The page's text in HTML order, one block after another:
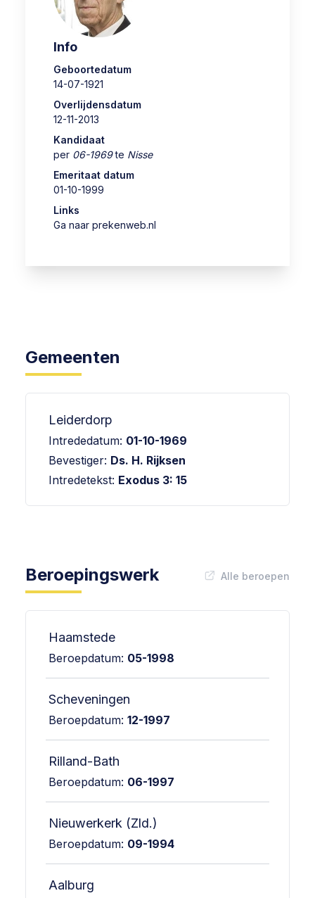
Gemeenten
Leiderdorp
Intrededatum: 01-10-1969
Bevestiger: Ds. H. Rijksen
Intredetekst: Exodus 3: 15
Beroepingswerk Alle beroepen
Haamstede
Beroepdatum: 05-1998
Scheveningen
Beroepdatum: 12-1997
Rilland-Bath
Beroepdatum: 06-1997
Nieuwerkerk (Zld.)
Beroepdatum: 09-1994
Aalburg
Info
Geboortedatum
14-07-1921
Overlijdensdatum
12-11-2013
Kandidaat
per 06-1969te Nisse
Emeritaat datum
01-10-1999
Links
Ga naar prekenweb.nl